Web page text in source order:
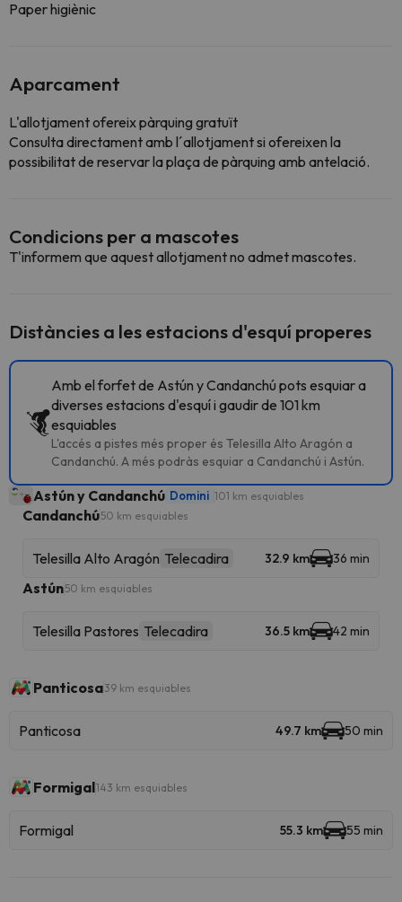
Paper higiènic
Aparcament
L'allotjament ofereix pàrquing gratuït
Consulta directament amb l´allotjament si ofereixen la
possibilitat de reservar la plaça de pàrquing amb antelació.
Condicions per a mascotes
T'informem que aquest allotjament no admet mascotes.
Distàncies a les estacions d'esquí properes
Amb el forfet de Astún y Candanchú pots esquiar a
diverses estacions d'esquí i gaudir de 101 km
esquiables
L'accés a pistes més proper és Telesilla Alto Aragón a
Candanchú. A més podràs esquiar a Candanchú i Astún.
Astún y Candanchú Domini 101 km esquiables
Candanchú50 km esquiables
Telesilla Alto Aragón Telecadira 32.9 km 36 min
Astún50 km esquiables
Telesilla Pastores Telecadira 36.5 km 42 min
Panticosa39 km esquiables
Panticosa 49.7 km 50 min
Formigal143 km esquiables
Formigal 55.3 km 55 min